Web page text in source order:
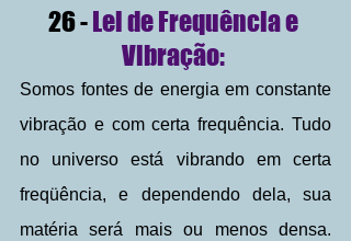
26 - Lei de Frequência e
Vibração:
Somos fontes de energia em constante
vibração e com certa frequência. Tudo
no universo está vibrando em certa
freqüência, e dependendo dela, sua
matéria será mais ou menos densa.